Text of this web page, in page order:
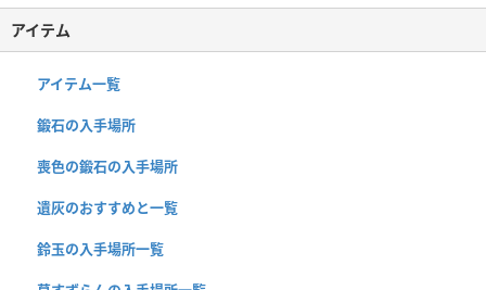
アイテム
アイテム一覧
鍛石の入手場所
喪色の鍛石の入手場所
遺灰のおすすめと一覧
鈴玉の入手場所一覧